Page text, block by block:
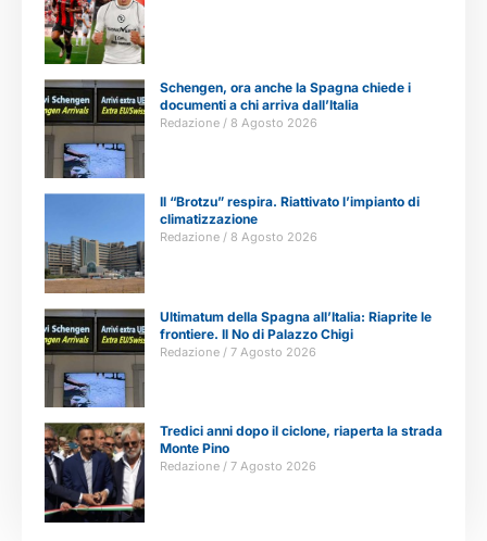
Schengen, ora anche la Spagna chiede i
documenti a chi arriva dall’Italia
Redazione 8 Agosto 2026
Il “Brotzu” respira. Riattivato l’impianto di
climatizzazione
Redazione 8 Agosto 2026
Ultimatum della Spagna all’Italia: Riaprite le
frontiere. Il No di Palazzo Chigi
Redazione 7 Agosto 2026
Tredici anni dopo il ciclone, riaperta la strada
Monte Pino
Redazione 7 Agosto 2026